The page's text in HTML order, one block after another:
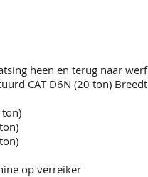
heen en terug naar werf
CAT D6N (20 ton)
ton)
op verreiker